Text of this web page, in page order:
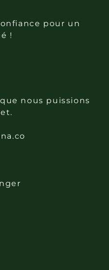
pour un
!
nous puissions